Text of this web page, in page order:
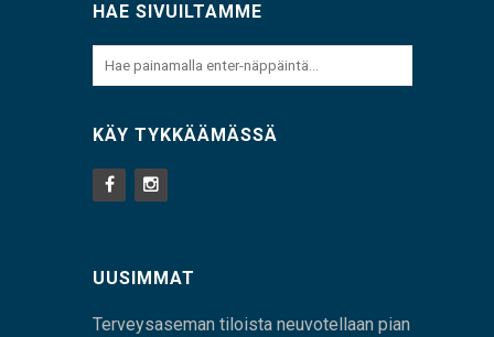
HAE SIVUILTAMME
KÄY TYKKÄÄMÄSSÄ
UUSIMMAT
Terveysaseman tiloista neuvotellaan pian